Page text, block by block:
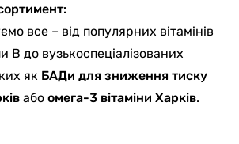
все – від популярних вітамінів
B до вузькоспеціалізованих
як БАДи для зниження тиску
або омега-3 вітаміни Харків.